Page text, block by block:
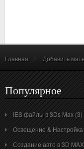
Главная Добавить
Популярное
IES файлы в 3Ds Max (3)
Освещение &
Создание авто в 3D